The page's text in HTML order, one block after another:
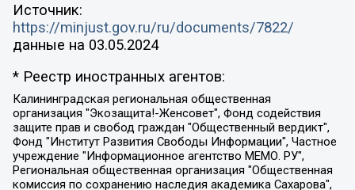
Источник:
https://minjust.gov.ru/ru/documents/7822/
данные на 03.05.2024
* Реестр иностранных агентов:
Калининградская региональная общественная организация "Экозащита!-Женсовет", Фонд содействия защите прав и свобод граждан "Общественный вердикт", Фонд "Институт Развития Свободы Информации", Частное учреждение "Информационное агентство МЕМО. РУ", Региональная общественная организация "Общественная комиссия по сохранению наследия академика Сахарова", Фонд поддержки свободы прессы, Санкт-Петербургская общественная правозащитная организация "Гражданский контроль", Межрегиональная общественная организация "Информационно-просветительский центр "Мемориал", Региональный Фонд "Центр Защиты Прав Средств Массовой Информации", с 05.12.2023 Фонд "Центр Защиты Прав Средств массовой информации", Региональная общественная благотворительная организация помощи беженцам и мигрантам "Гражданское содействие", Негосударственное образовательное учреждение дополнительного профессионального образования (повышение квалификации) специалистов "АКАДЕМИЯ ПО ПРАВАМ ЧЕЛОВЕКА", Свердловская региональная общественная организация "Сутяжник", Автономная некоммерческая организация "Центр независимых социологических исследований", Союз общественных объединений "Российский исследовательский центр по правам человека", Региональное общественное учреждение научно-информационный центр "МЕМОРИАЛ", Некоммерческая организация "Фонд защиты гласности", Автономная некоммерческая организация "Институт прав человека", Городская общественная организация "Екатеринбургское общество "МЕМОРИАЛ", Городская общественная организация "Рязанское историко-просветительское и правозащитное общество "Мемориал" (Рязанский Мемориал), Челябинский региональный орган общественной самодеятельности – женское общественное объединение "Женщины Евразии", Челябинский региональный орган общественной самодеятельности "Уральская правозащитная группа", Фонд содействия защите здоровья и социальной справедливости имени Андрея Рылькова, Автономная Некоммерческая Организация "Аналитический Центр Юрия Левады", Автономная некоммерческая организация социальной поддержки населения "Проект Апрель", Региональная общественная организация помощи женщинам и детям, находящимся в кризисной ситуации "Информационно-методический центр "Анна", Фонд содействия развитию массовых коммуникаций и правовому просвещению "Так-так-Так", Фонд содействия устойчивому развитию "Серебряная тайга", Свердловский региональный общественный фонд социальных проектов "Новое время", "Idel.Реалии", Кавказ.Реалии, Крым.Реалии, Телеканал Настоящее Время, Татаро-башкирская служба Радио Свобода (Azatliq Radiosi), Радио Свободная Европа/Радио Свобода (PCE/PC), "Сибирь.Реалии", "Фактограф", Благотворительный фонд помощи осужденным и их семьям, Автономная некоммерческая организация "Институт глобализации и социальных движений", Фонд "В защиту прав заключенных", Частное учреждение "Центр поддержки и содействия развитию средств массовой информации", Пензенский региональный общественный благотворительный фонд "Гражданский союз", "Север.Реалии", Некоммерческая организация Фонд "Правовая инициатива", Общество с ограниченной ответственностью "Радио Свободная Европа/Радио Свобода", Чешское информационное агентство "MEDIUM-ORIENT", Красноярская региональная общественная организация "Мы против СПИДа", Камалягин Денис Николаевич, Маркелов Сергей Евгеньевич, Пономарев Лев Александрович, Савицкая Людмила Алексеевна, Автономная некоммерческая организация "Центр по работе с проблемой насилия "НАСИЛИЮ.НЕТ", Межрегиональный профессиональный союз работников здравоохранения "Альянс врачей", Юридическое лицо, зарегистрированное в Латвийской Республике, SIA "Medusa Project" (регистрационный номер 40103797863, дата регистрации 10.06.2014), Некоммерческая организация "Фонд по борьбе с коррупцией", Автономная некоммерческая организация "Институт права и публичной политики", Баданин Роман Сергеевич, Гликин Максим Александрович, Железнова Мария Михайловна, Лукьянова Юлия Сергеевна, Маетная Елизавета Витальевна, Маняхин Петр Борисович, Чуракова Ольга Владимировна, Ярош Юлия Петровна, Юридическое лицо "The Insider SIA", зарегистрированное в Риге, Латвийская Республика (дата регистрации 26.06.2015), являющееся администратором доменного имени интернет-издания "The Insider SIA", https://theins.ru, Постернак Алексей Евгеньевич, Рубин Михаил Аркадьевич, Анин Роман Александрович, Юридическое лицо Istories fonds, зарегистрированное в Латвийской Республике (регистрационный номер 50008295751, дата регистрации 24.02.2020), Великовский Дмитрий Александрович, Долинина Ирина Николаевна, Мароховская Алеся Алексеевна, Шлейнов Роман Юрьевич, Шмагун Олеся Валентиновна, Общество с ограниченной ответственностью "Альтаир 2021", Общество с ограниченной ответственностью "Вега 2021", Общество с ограниченной ответственностью "Главный редактор 2021", Общество с ограниченной ответственностью "Ромашки монолит", Важенков Артем Валерьевич, Ивановская областная общественная организация "Центр гендерных исследований", Гурман Юрий Альбертович, Медиапроект "ОВД-Инфо", Егоров Владимир Владимирович, Жилинский Владимир Александрович, Общество с ограниченной ответственностью "ЗП", Иванова София Юрьевна, Карезина Инна Павловна, Кильтау Екатерина Викторовна, Петров Алексей Викторович, Пискунов Сергей Евгеньевич, Смирнов Сергей Сергеевич, Тихонов Михаил Сергеевич, Общество с ограниченной ответственностью "ЖУРНАЛИСТ-ИНОСТРАННЫЙ АГЕНТ", Арапова Галина Юрьевна, Вольтская Татьяна Анатольевна, Американская компания "Mason G.E.S. Anonymous Foundation" (США), являющаяся владельцем интернет-издания https://mnews.world/, Компания "Stichting Bellingcat", зарегистрированная в Нидерландах (дата регистрации 11.07.2018), Захаров Андрей Вячеславович, Клепиковская Екатерина Дмитриевна, Общество с ограниченной ответственностью "МЕМО", Перл Роман Александрович, Симонов Евгений Алексеевич, Соловьева Елена Анатольевна, Сотников Даниил Владимирович, Сурначева Елизавета Дмитриевна, Автономная некоммерческая организация по защите прав человека и информированию населения "Якутия – Наше Мнение", Общество с ограниченной ответственностью "Москоу диджитал медиа", с 26.01.2023 Общество с ограниченной ответственностью "Чайка Белые сады", Ветошкина Валерия Валерьевна, Заговора Максим Александрович, Межрегиональное общественное движение "Российская ЛГБТ - сеть", Оленичев Максим Владимирович, Павлов Иван Юрьевич, Скворцова Елена Сергеевна, Общество с ограниченной ответственностью "Как бы инагент", Кочетков Игорь Викторович, Общество с ограниченной ответственностью "Честные выборы", Еланчик Олег Александрович, Общество с ограниченной ответственностью "Нобелевский призыв", Гималова Регина Эмилевна, Григорьев Андрей Валерьевич, Григорьева Алина Александровна, Ассоциация по содействию защите прав призывников, альтернативнослужащих и военнослужащих "Правозащитная группа "Гражданин.Армия.Право", Хисамова Регина Фаритовна, Автономная некоммерческая организация по реализации социально-правовых программ "Лилит", Дальневосточное общественное движение "Маяк", Санкт-Петербургская ЛГБТ-инициативная группа "Выход", Инициативная группа ЛГБТ+ "Реверс", Алексеев Андрей Викторович, Бекбулатова Таисия Львовна, Беляев Иван Михайлович, Владыкина Елена Сергеевна, Гельман Марат Александрович, Никульшина Вероника Юрьевна, Толоконникова Надежда Андреевна, Шендерович Виктор Анатольевич, Общество с ограниченной ответственностью "Данное сообщение", Общество с ограниченной ответственностью Издательский дом "Новая глава", Айнбиндер Александра Александровна, Московский комьюнити-центр для ЛГБТ+инициатив, Благотворительный фонд развития филантропии, Deutsche Welle (Германия, Kurt-Schumacher-Strasse 3, 53113 Bonn), Борзунова Мария Михайловна, Воробьев Виктор Викторович, Голубева Анна Львовна, Константинова Алла Михайловна, Малкова Ирина Владимировна, Мурадов Мурад Абдулгалимович, Осетинская Елизавета Николаевна, Понасенков Евгений Николаевич, Ганапольский Матвей Юрьевич, Киселев Евгений Алексеевич, Борухович Ирина Григорьевна, Дремин Иван Тимофеевич, Дубровский Дмитрий Викторович, Красноярская региональная общественная организация поддержки и развития альтернативных образовательных технологий и межкультурных коммуникаций "ИНТЕРРА", Маяковская Екатерина Алексеевна, Фейгин Марк Захарович, Филимонов Андрей Викторович, Дзугкоева Регина Николаевна, Доброхотов Роман Александрович, Дудь Юрий Александрович, Елкин Сергей Владимирович, Кругликов Кирилл Игоревич, Сабунаева Мария Леонидовна, Семенов Алексей Владимирович, Шаинян Карен Багратович, Шульман Екатерина Михайловна, Асафьев Артур Валерьевич, Вахштайн Виктор Семенович, Венедиктов Алексей Алексеевич, Лушникова Екатерина Евгеньевна, Волков Леонид Михайлович, Невзоров Александр Глебович, Пархоменко Сергей Борисович, Сироткин Ярослав Николаевич, Кара-Мурза Владимир Владимирович, Баранова Наталья Владимировна, Гозман Леонид Яковлевич, Кагарлицкий Борис Юльевич, Климарев Михаил Валерьевич, Милов Владимир Станиславович, Автономная некоммерческая организация Краснодарский центр современного искусства "Типография", Моргенштерн Алишер Тагирович, Соболь Любовь Эдуардовна, Общество с ограниченной ответственностью "ЛИЗА НОРМ", Каспаров Гарри Кимович, Ходорковский Михаил Борисович, Общество с ограниченной ответственностью "Апрельские тезисы", Данилович Ирина Брониславовна, Кашин Олег Владимирович, Петров Николай Владимирович, Пивоваров Алексей Владимирович, Соколов Михаил Владимирович, Цветкова Юлия Владимировна, Чичваркин Евгений Александрович, Комитет против пыток/Команда против пыток, Общество с ограниченной ответственностью "Первый научный", Общество с ограниченной ответственностью "Вертолет и ко", Белоцерковская Вероника Борисовна, Кац Максим Евгеньевич, Лазарева Татьяна Юрьевна, Шаведдинов Руслан Табризович, Яшин Илья Валерьевич, Общество с ограниченной ответственностью "Иноагент ААВ", Алешковский Дмитрий Петрович, Альбац Евгения Марковна, Быков Дмитрий Львович, Галямина Юлия Евгеньевна, Лойко Сергей Леонидович, Мартынов Кирилл Константинович, Медведев Сергей Александрович, Крашенинников Федор Геннадиевич, Гордеева Катерина Вл